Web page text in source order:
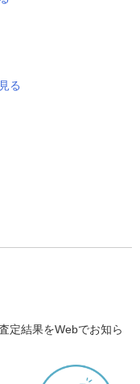
る
定結果をWebでお知ら